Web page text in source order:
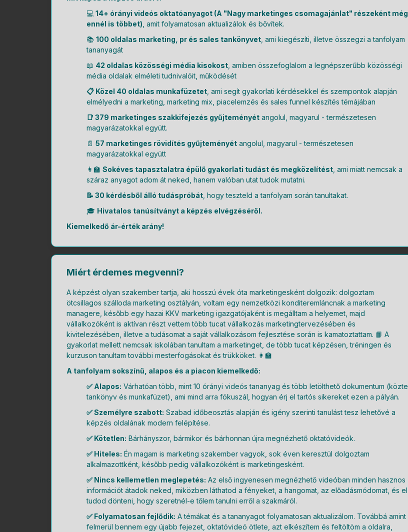
💻 14+ órányi videós oktatóanyagot (A "Nagy marketinges csomagajánlat" részeként még
ennél is többet) , amit folyamatosan aktualizálok és bővítek.
📚 100 oldalas marketing, pr és sales tankönyvet , ami kiegészíti, illetve összegzi a tanfolyam
tananyagát
📖 42 oldalas közösségi média kisokost , amiben összefoglalom a legnépszerűbb közösségi
média oldalak elméleti tudnivalóit, működését
📋 Közel 40 oldalas munkafüzetet , ami segít gyakorlati kérdésekkel és szempontok alapján
elmélyedni a marketing, marketing mix, piacelemzés és sales funnel készítés témájában
📑 379 marketinges szakkifejezés gyűjteményét angolul, magyarul - természetesen
magyarázatokkal együtt.
📄 57 marketinges rövidítés gyűjteményét angolul, magyarul - természetesen
magyarázatokkal együtt
👩‍🏫 Sokéves tapasztalatra épülő gyakorlati tudást és megközelítést , ami miatt nemcsak a
száraz anyagot adom át neked, hanem valóban utat tudok mutatni.
📝 30 kérdésből álló tudáspróbát , hogy teszteld a tanfolyam során tanultakat.
🎓 Hivatalos tanúsítványt a képzés elvégzéséről.
Kiemelkedő ár-érték arány!
Miért érdemes megvenni?
A képzést olyan szakember tartja, aki hosszú évek óta marketingesként dolgozik: dolgoztam
ötcsillagos szálloda marketing osztályán, voltam egy nemzetközi konditeremláncnak a marketing
managere, később egy hazai KKV marketing igazgatójaként is megálltam a helyemet, majd
vállalkozóként is aktívan részt vettem több tucat vállalkozás marketingtervezésében és
kivitelezésében, illetve a tudásomat a saját vállalkozásom fejlesztése során is kamatoztattam. 📙 A
gyakorlat mellett nemcsak iskolában tanultam a marketinget, de több tucat képzésen, tréningen és
kurzuson tanultam további mesterfogásokat és trükköket. 👩‍🏫
A tanfolyam sokszínű, alapos és a piacon kiemelkedő:
✅ Alapos: Várhatóan több, mint 10 órányi videós tananyag és több letölthető dokumentum (közte
tankönyv és munkafüzet), ami mind arra fókuszál, hogyan érj el tartós sikereket ezen a pályán.
✅ Személyre szabott: Szabad időbeosztás alapján és igény szerinti tanulást tesz lehetővé a
képzés oldalának modern felépítése.
✅ Kötetlen: Bárhányszor, bármikor és bárhonnan újra megnézhető oktatóvideók.
✅ Hiteles: Én magam is marketing szakember vagyok, sok éven keresztül dolgoztam
alkalmazottként, később pedig vállalkozóként is marketingesként.
✅ Nincs kellemetlen meglepetés: Az első ingyenesen megnézhető videóban minden hasznos
információt átadok neked, miközben láthatod a fényeket, a hangomat, az előadásmódomat, és el
tudod dönteni, hogy szeretnél-e tőlem tanulni erről a szakmáról.
✅ Folyamatosan fejlődik: A témákat és a tananyagot folyamatosan aktualizálom. Továbbá amint
felmerül bennem egy újabb fejezet, oktatóvideó ötlete, azt elkészítem és feltöltöm a oldalra,